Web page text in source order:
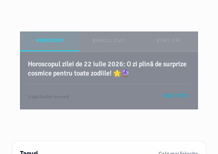
HOROSCOP
Horoscopul zilei de 22 iulie 2026: O zi plină de surprize
cosmice pentru toate zodiile! 🌟🔮
2 săptămâni în urmă VEZI TOT